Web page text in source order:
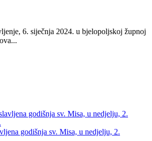
6. siječnja 2024. u bjelopoljskoj župnoj
godišnja sv. Misa, u nedjelju, 2.